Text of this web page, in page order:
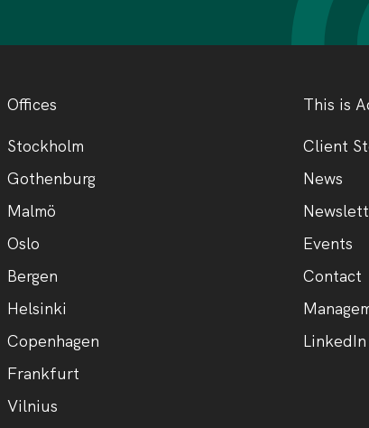
Offices
Stockholm
Gothenburg
Malmö
Oslo
Bergen
Helsinki
Copenhagen
Frankfurt
Vilnius
This is
Client
News
Events
Contact
LinkedIn